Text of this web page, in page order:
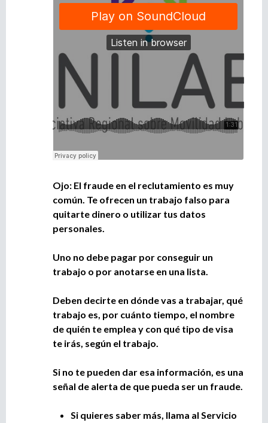
Ojo: El fraude en el reclutamiento es muy
común. Te ofrecen un trabajo falso para
quitarte dinero o utilizar tus datos
personales.
Uno no debe pagar por conseguir un
trabajo o por anotarse en una lista.
Deben decirte en dónde vas a trabajar, qué
trabajo es, por cuánto tiempo, el nombre
de quién te emplea y con qué tipo de visa
te irás, según el trabajo.
Si no te pueden dar esa información, es una
señal de alerta de que pueda ser un fraude.
Si quieres saber más, llama al Servicio